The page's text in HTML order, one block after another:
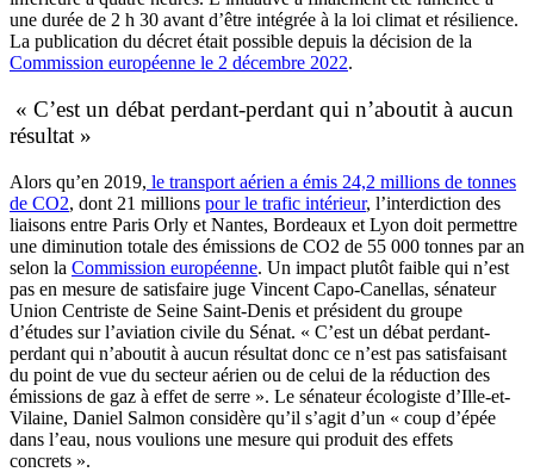
une durée de 2 h 30 avant d’être intégrée à la loi climat et résilience.
La publication du décret était possible depuis la décision de la
Commission européenne le 2 décembre 2022.
« C’est un débat perdant-perdant qui n’aboutit à aucun
résultat »
Alors qu’en 2019, le transport aérien a émis 24,2 millions de tonnes
de CO2, dont 21 millions pour le trafic intérieur, l’interdiction des
liaisons entre Paris Orly et Nantes, Bordeaux et Lyon doit permettre
une diminution totale des émissions de CO2 de 55 000 tonnes par an
selon la Commission européenne. Un impact plutôt faible qui n’est
pas en mesure de satisfaire juge Vincent Capo-Canellas, sénateur
Union Centriste de Seine Saint-Denis et président du groupe
d’études sur l’aviation civile du Sénat. « C’est un débat perdant-
perdant qui n’aboutit à aucun résultat donc ce n’est pas satisfaisant
du point de vue du secteur aérien ou de celui de la réduction des
émissions de gaz à effet de serre ». Le sénateur écologiste d’Ille-et-
Vilaine, Daniel Salmon considère qu’il s’agit d’un « coup d’épée
dans l’eau, nous voulions une mesure qui produit des effets
concrets ».